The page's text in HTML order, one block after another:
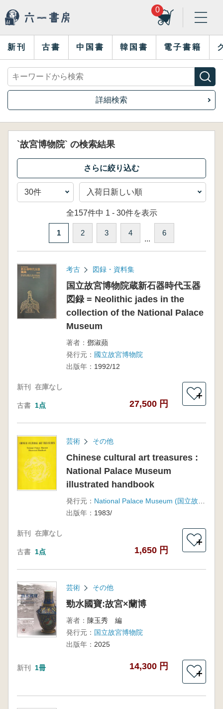
0
新刊 古書 中国書 韓国書 電子書籍
詳細検索
`故宮博物院` の検索結果
全157件中 1 - 30件を表示
1 2 3 4
...
6
考古 図録・資料集
国立故宮博物院蔵新石器時代玉器
図録 = Neolithic jades in the
collection of the National Palace
Museum
著者： 鄧淑蘋
発行元： 國立故宮博物院
出版年： 1992/12
新刊 在庫なし
古書 1点 27,500 円
＋
芸術 その他
Chinese cultural art treasures :
National Palace Museum
illustrated handbook
発行元：
出版年： 1983/
新刊 在庫なし
古書 1点 1,650 円
＋
芸術 その他
勁水國寶:故宮×蘭博
著者： 陳玉秀 編
発行元： 国立故宮博物院
出版年： 2025
新刊 1冊 14,300 円
＋